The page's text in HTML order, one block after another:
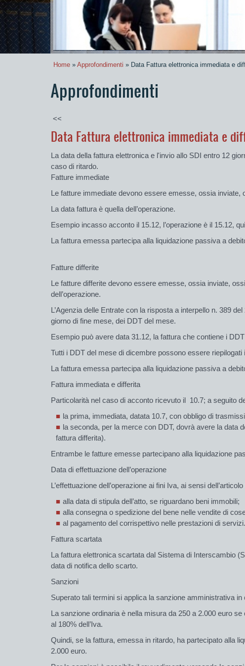
Home » Approfondimenti » Data Fattura elettronica immediata e
Approfondimenti
<<
Data Fattura elettronica immediata e
La data della fattura elettronica e l'invio allo SDI entro 12
caso di ritardo.
Fatture immediate
Le fatture immediate devono essere emesse, ossia inviate,
La data fattura è quella dell’operazione.
Esempio incasso acconto il 15.12, l’operazione è il 15.12,
La fattura emessa partecipa alla liquidazione passiva a
Fatture differite
Le fatture differite devono essere emesse, ossia inviate,
dell’operazione.
L’Agenzia delle Entrate con la risposta a interpello n. 389
giorno di fine mese, dei DDT del mese.
Esempio può avere data 31.12, la fattura che contiene i
Tutti i DDT del mese di dicembre possono essere
La fattura emessa partecipa alla liquidazione passiva a
Fattura immediata e differita
Particolarità nel caso di acconto ricevuto il 10.7; a seguito
la prima, immediata, datata 10.7, con obbligo di
la seconda, per la merce con DDT, dovrà avere la
fattura differita).
Entrambe le fatture emesse partecipano alla liquidazione
Data di effettuazione dell’operazione
L’effettuazione dell’operazione ai fini Iva, ai sensi
alla data di stipula dell’atto, se riguardano beni immobili;
alla consegna o spedizione del bene nelle vendite di
al pagamento del corrispettivo nelle prestazioni di servizi.
Fattura scartata
La fattura elettronica scartata dal Sistema di Interscambio
data di notifica dello scarto.
Sanzioni
Superato tali termini si applica la sanzione amministrativa
La sanzione ordinaria è nella misura da 250 a 2.000 euro
al 180% dell’Iva.
Quindi, se la fattura, emessa in ritardo, ha partecipato alla
2.000 euro.